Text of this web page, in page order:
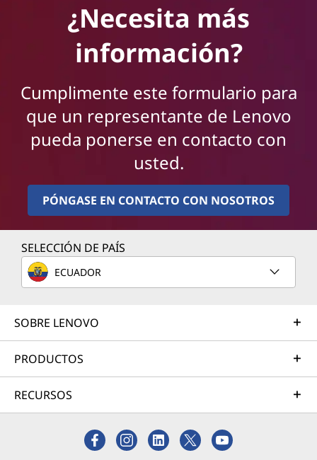
¿Necesita más
información?
Cumplimente este formulario para
que un representante de Lenovo
pueda ponerse en contacto con
usted.
PÓNGASE EN CONTACTO CON NOSOTROS
SELECCIÓN DE PAÍS
ECUADOR
SOBRE LENOVO
PRODUCTOS
RECURSOS